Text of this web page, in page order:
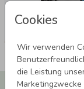
Cookies
Wir verwenden
die Leistung
Newsletter